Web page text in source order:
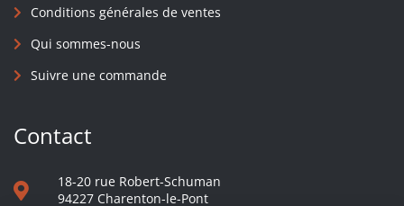
Conditions générales de ventes
Qui sommes-nous
Suivre une commande
Contact
18-20 rue Robert-Schuman
94227 Charenton-le-Pont